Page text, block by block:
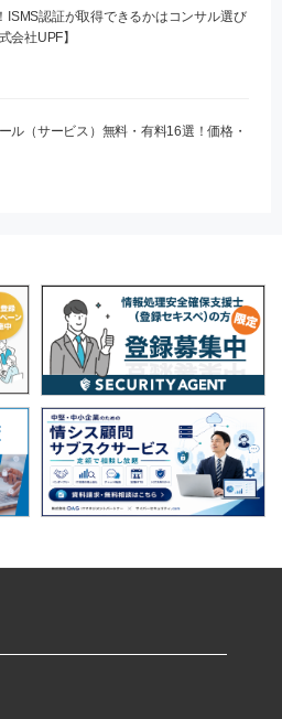
ISMS認証が取得できるかはコンサル選び
会社UPF】
ル（サービス）無料・有料16選！価格・